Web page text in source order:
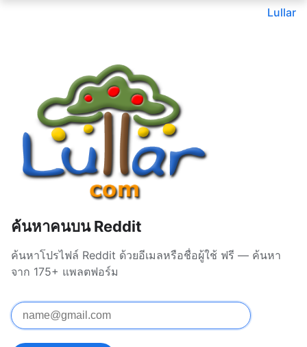
Lullar
ค้นหาคนบน Reddit
ค้นหาโปรไฟล์ Reddit ด้วยอีเมลหรือชื่อผู้ใช้ ฟรี — ค้นหา
จาก 175+ แพลตฟอร์ม